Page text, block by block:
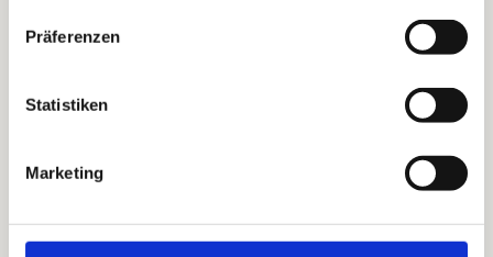
Präferenzen
Statistiken
MarketingERLEBNIS-THERME
AMADÉ